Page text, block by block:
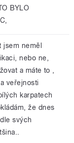
BYLO
jsem neměl
nebo ne,
a máte to ,
veřejnosti
karpatech
že dnes
svých